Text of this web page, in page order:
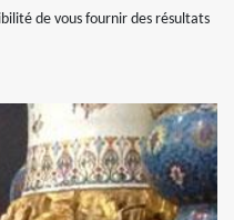
de vous fournir des résultats